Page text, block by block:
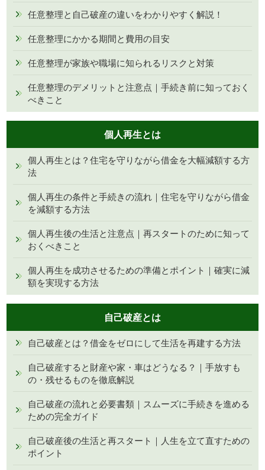
任意整理と自己破産の違いをわかりやすく解説！
任意整理にかかる期間と費用の目安
任意整理が家族や職場に知られるリスクと対策
任意整理のデメリットと注意点｜手続き前に知っておく
べきこと
個人再生とは
個人再生とは？住宅を守りながら借金を大幅減額する方
法
個人再生の条件と手続きの流れ｜住宅を守りながら借金
を減額する方法
個人再生後の生活と注意点｜再スタートのために知って
おくべきこと
個人再生を成功させるための準備とポイント｜確実に減
額を実現する方法
自己破産とは
自己破産とは？借金をゼロにして生活を再建する方法
自己破産すると財産や家・車はどうなる？｜手放すも
の・残せるものを徹底解説
自己破産の流れと必要書類｜スムーズに手続きを進める
ための完全ガイド
自己破産後の生活と再スタート｜人生を立て直すための
ポイント